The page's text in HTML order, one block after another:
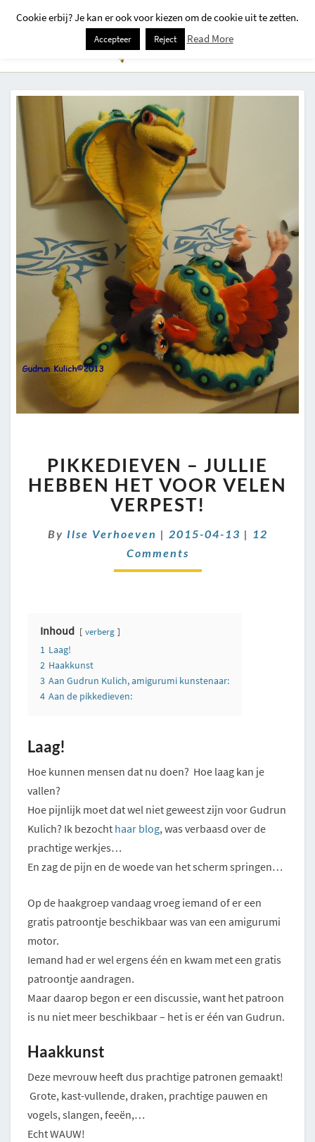
–
JULLIE
HEBBEN
HET
VELEN
VERPEST!
PIKKEDIEVEN – JULLIE
HEBBEN HET VOOR VELEN
VERPEST!
By Ilse Verhoeven | 2015-04-13 | Comments
12
Comments
Inhoud verberg
1 Laag!
2 Haakkunst
3 Aan Gudrun Kulich, amigurumi kunstenaar:
4 Aan de pikkedieven:
Laag!
Hoe kunnen mensen dat nu doen? Hoe laag kan je
vallen?
Hoe pijnlijk moet dat wel niet geweest zijn voor Gudrun
Kulich? Ik bezocht haar blog, was verbaasd over de
prachtige werkjes…
En zag de pijn en de woede van het scherm springen…
Op de haakgroep vandaag vroeg iemand of er een
gratis patroontje beschikbaar was van een amigurumi
motor.
Iemand had er wel ergens één en kwam met een gratis
patroontje aandragen.
Maar daarop begon er een discussie, want het patroon
is nu niet meer beschikbaar – het is er één van Gudrun.
Haakkunst
Deze mevrouw heeft dus prachtige patronen gemaakt!
Grote, kast-vullende, draken, prachtige pauwen en
vogels, slangen, feeën,…
Echt WAUW!
Cookie erbij? Je kan er ook voor kiezen om de cookie uit te zetten.
Accepteer Reject Read More